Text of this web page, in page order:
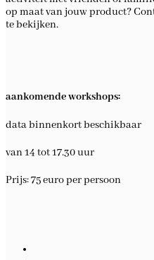
op maat van jouw product?
te bekijken.
aankomende workshops:
data binnenkort beschikbaar
van 14 tot 17.30 uur
Prijs: 75 euro per persoon